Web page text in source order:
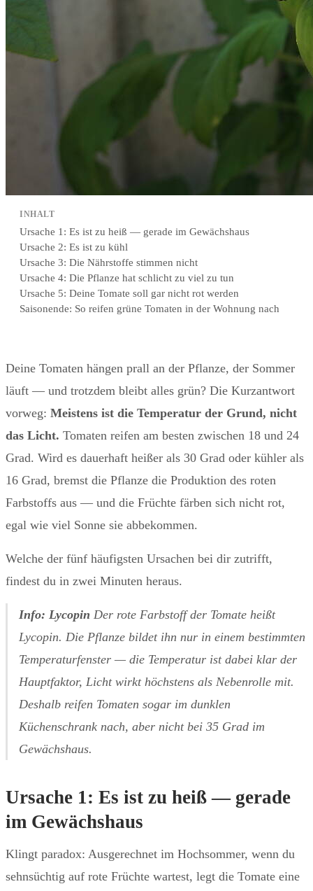
INHALT
Ursache 1: Es ist zu heiß — gerade im Gewächshaus
Ursache 2: Es ist zu kühl
Ursache 3: Die Nährstoffe stimmen nicht
Ursache 4: Die Pflanze hat schlicht zu viel zu tun
Ursache 5: Deine Tomate soll gar nicht rot werden
Saisonende: So reifen grüne Tomaten in der Wohnung nach
Deine Tomaten hängen prall an der Pflanze, der Sommer
läuft — und trotzdem bleibt alles grün? Die Kurzantwort
vorweg: Meistens ist die Temperatur der Grund, nicht
das Licht. Tomaten reifen am besten zwischen 18 und 24
Grad. Wird es dauerhaft heißer als 30 Grad oder kühler als
16 Grad, bremst die Pflanze die Produktion des roten
Farbstoffs aus — und die Früchte färben sich nicht rot,
egal wie viel Sonne sie abbekommen.
Welche der fünf häufigsten Ursachen bei dir zutrifft,
findest du in zwei Minuten heraus.
Info: Lycopin Der rote Farbstoff der Tomate heißt
Lycopin. Die Pflanze bildet ihn nur in einem bestimmten
Temperaturfenster — die Temperatur ist dabei klar der
Hauptfaktor, Licht wirkt höchstens als Nebenrolle mit.
Deshalb reifen Tomaten sogar im dunklen
Küchenschrank nach, aber nicht bei 35 Grad im
Gewächshaus.
Ursache 1: Es ist zu heiß — gerade
im Gewächshaus
Klingt paradox: Ausgerechnet im Hochsommer, wenn du
sehnsüchtig auf rote Früchte wartest, legt die Tomate eine